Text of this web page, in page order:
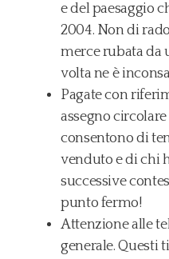
e del paesaggio
2004. Non di
merce rubata da
volta ne è
Pagate con
assegno
consentono di
venduto e di chi
successive
punto fermo!
Attenzione alle
generale. Questi